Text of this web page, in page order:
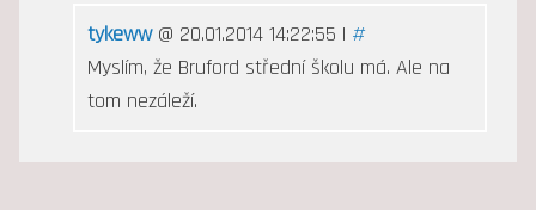
tykeww@ 20.01.2014 14:22:55 | #
Myslím, že Bruford střední školu má. Ale na
tom nezáleží.